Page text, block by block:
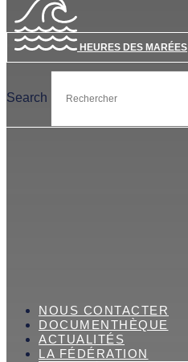
HEURES DES MARÉES
Search
NOUS CONTACTER
DOCUMENTHÈQUE
ACTUALITÉS
LA FÉDÉRATION